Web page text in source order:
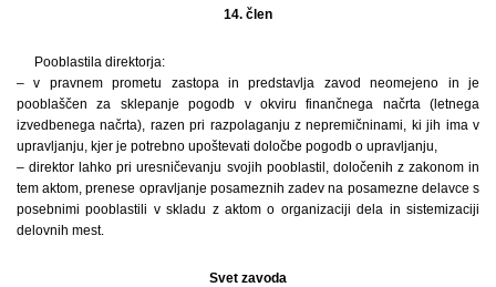
14. člen
Pooblastila direktorja:
– v pravnem prometu zastopa in predstavlja zavod neomejeno in je
pooblaščen za sklepanje pogodb v okviru finančnega načrta (letnega
izvedbenega načrta), razen pri razpolaganju z nepremičninami, ki jih ima v
upravljanju, kjer je potrebno upoštevati določbe pogodb o upravljanju,
– direktor lahko pri uresničevanju svojih pooblastil, določenih z zakonom in
tem aktom, prenese opravljanje posameznih zadev na posamezne delavce s
posebnimi pooblastili v skladu z aktom o organizaciji dela in sistemizaciji
delovnih mest.
Svet zavoda